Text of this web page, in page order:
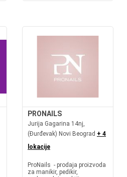
PRONAILS
Jurija Gagarina 14nj,
(Đurđevak) Novi Beograd + 4
lokacije
ProNails - prodaja proizvoda
za manikir, pedikir,